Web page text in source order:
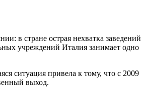
в стране острая нехватка заведений
учреждений Италия занимает
ситуация привела к тому, что с
выход.